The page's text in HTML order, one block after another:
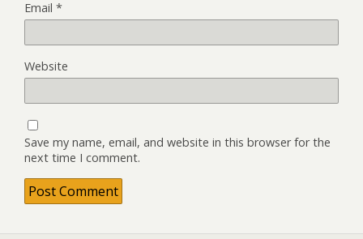
Email *
Website
Save my name, email, and website in this browser for the
next time I comment.